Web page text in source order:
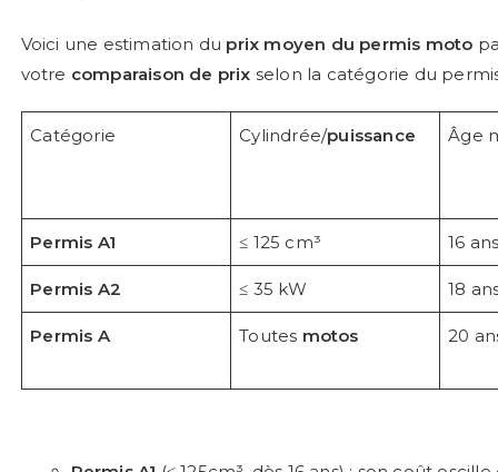
Voici une estimation du prix moyen du permis moto
votre comparaison de prix selon la catégorie du
Catégorie Cylindrée/puissance Âge
Permis A1 ≤ 125 cm³ 16
Permis A2 ≤ 35 kW 18
Permis A Toutes motos 20